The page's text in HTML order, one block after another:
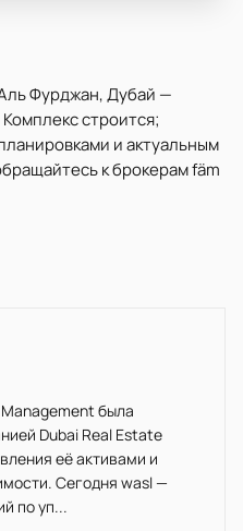
Фурджан, Дубай —
строится;
и актуальным
к брокерам fäm
была
Dubai Real Estate
её активами и
Сегодня wasl —
по уп...